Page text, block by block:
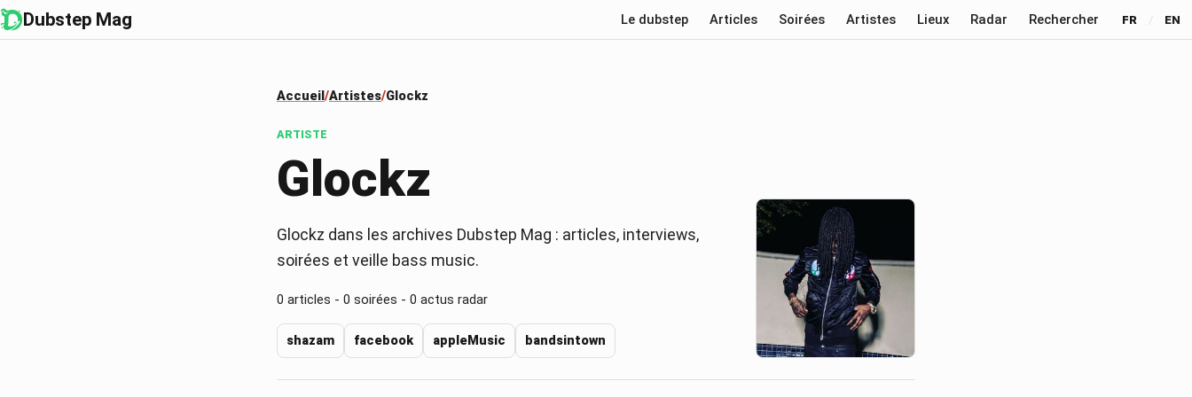
Dubstep Mag Le dubstep Articles Soirées Artistes Lieux Radar Rechercher FR / EN
Accueil Artistes Glockz
ARTISTE
Glockz
Glockz dans les archives Dubstep Mag : articles, interviews,
soirées et veille bass music.
0 articles - 0 soirées - 0 actus radar
shazam facebook appleMusic bandsintown